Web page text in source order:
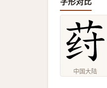
中国大陆